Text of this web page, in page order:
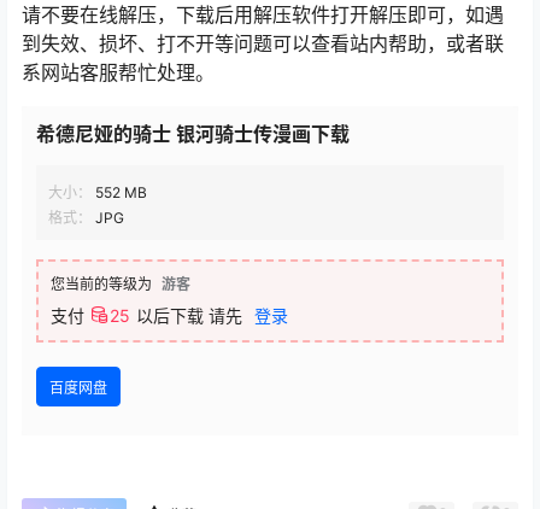
请不要在线解压，下载后用解压软件打开解压即可，如遇
到失效、损坏、打不开等问题可以查看站内帮助，或者联
系网站客服帮忙处理。
希德尼娅的骑士 银河骑士传漫画下载
大小：
552 MB
格式：
JPG
您当前的等级为 游客
支付 25 以后下载 请先 登录
百度网盘